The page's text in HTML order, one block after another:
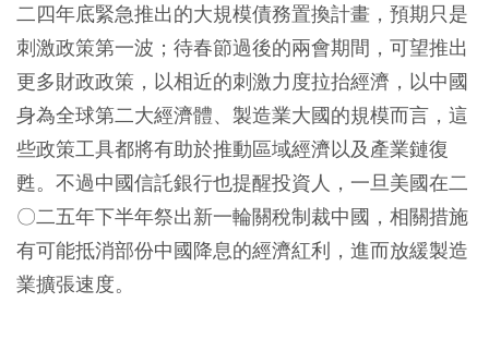
二四年底緊急推出的大規模債務置換計畫，預期只是
刺激政策第一波；待春節過後的兩會期間，可望推出
更多財政政策，以相近的刺激力度拉抬經濟，以中國
身為全球第二大經濟體、製造業大國的規模而言，這
些政策工具都將有助於推動區域經濟以及產業鏈復
甦。不過中國信託銀行也提醒投資人，一旦美國在二
〇二五年下半年祭出新一輪關稅制裁中國，相關措施
有可能抵消部份中國降息的經濟紅利，進而放緩製造
業擴張速度。